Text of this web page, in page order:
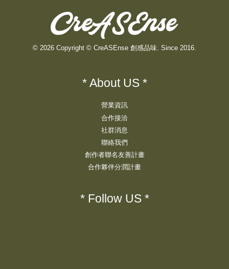
© 2026 Copyright © CreASEnse 創感品味. Since 2016.
* About US *
營業資訊
合作接洽
社群消息
聯絡我們
創作者聯名友善計畫
合作夥伴分潤計畫
* Follow US *